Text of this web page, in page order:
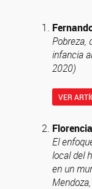
Pobreza,
infancia
2020)
VER
El
local del
en un